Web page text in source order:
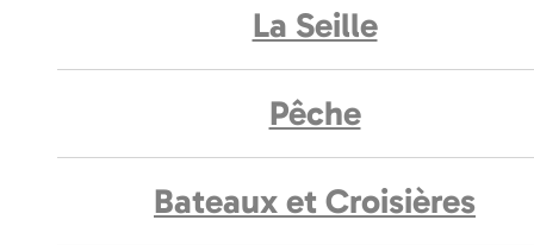
La Seille
Pêche
Bateaux et Croisières